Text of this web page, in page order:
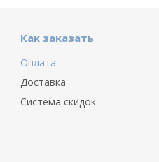
Как заказать
Оплата
Доставка
Система скидок